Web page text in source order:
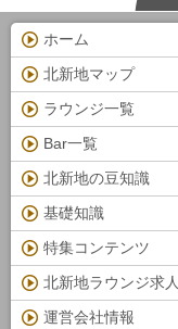
ホーム
北新地マップ
ラウンジ一覧
Bar一覧
北新地の豆知識
基礎知識
特集コンテンツ
北新地ラウンジ求
運営会社情報